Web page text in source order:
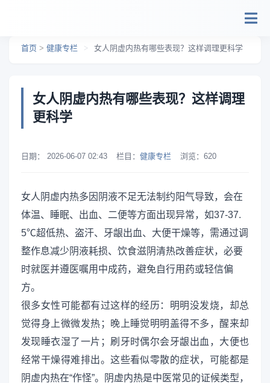
首页 > 健康专栏 > 女人阴虚内热有哪些表现？这样调理更科学
女人阴虚内热有哪些表现？这样调理
更科学
日期： 2026-06-07 02:43 栏目： 健康专栏 浏览： 620
女人阴虚内热多因阴液不足无法制约阳气导致，会在
体温、睡眠、出血、二便等方面出现异常，如37-37.
5℃超低热、盗汗、牙龈出血、大便干燥等，需通过调
整作息减少阴液耗损、饮食滋阴清热改善症状，必要
时就医并遵医嘱用中成药，避免自行用药或轻信偏
方。
很多女性可能都有过这样的经历：明明没发烧，却总
觉得身上微微发热；晚上睡觉明明盖得不多，醒来却
发现睡衣湿了一片；刷牙时偶尔会牙龈出血，大便也
经常干燥得难排出。这些看似零散的症状，可能都是
阴虚内热在“作怪”。阴虚内热是中医常见的证候类型，